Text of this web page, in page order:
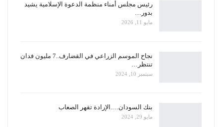
رئيس مجلس أمناء منظمة الدعوة الإسلامية يشيد
بدور…
مايو 11, 2026
نجاح الموسم الزراعي في القضارف..7 مليون فدان
تنتظر…
سبتمبر 10, 2024
بنك السودان….الإرادة تقهر الصعاب
مايو 29, 2024